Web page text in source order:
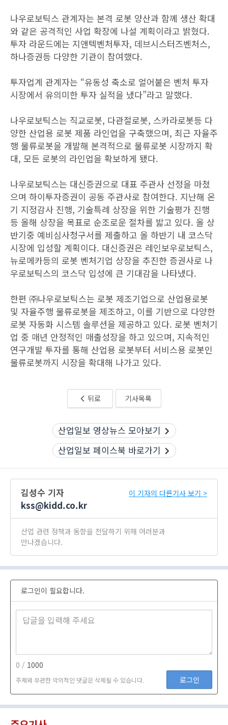
나우로보틱스 관계자는 본격 로봇 양산과 함께 생산 확대
와 같은 공격적인 사업 확장에 나설 계획이라고 밝혔다.
투자 라운드에는 지앤텍벤처투자, 데브시스터즈벤처스,
하나증권등 다양한 기관이 참여했다.
투자업계 관계자는 “유동성 축소로 얼어붙은 벤처 투자
시장에서 유의미한 투자 실적을 냈다”라고 말했다.
나우로보틱스는 직교로봇, 다관절로봇, 스카라로봇등 다
양한 산업용 로봇 제품 라인업을 구축했으며, 최근 자율주
행 물류로봇을 개발해 본격적으로 물류로봇 시장까지 확
대, 모든 로봇의 라인업을 확보하게 됐다.
나우로보틱스는 대신증권으로 대표 주관사 선정을 마쳤
으며 하이투자증권이 공동 주관사로 참여한다. 지난해 온
기 지정감사 진행, 기술특례 상장을 위한 기술평가 진행
등 올해 상장을 목표로 순조로운 절차를 밟고 있다. 올 상
반기중 예비심사청구서를 제출하고 올 하반기 내 코스닥
시장에 입성할 계획이다. 대신증권은 레인보우로보틱스,
뉴로메카등의 로봇 벤처기업 상장을 추진한 증권사로 나
우로보틱스의 코스닥 입성에 큰 기대감을 나타냈다.
한편 ㈜나우로보틱스는 로봇 제조기업으로 산업용로봇
및 자율주행 물류로봇을 제조하고, 이를 기반으로 다양한
로봇 자동화 시스템 솔루션을 제공하고 있다. 로봇 벤처기
업 중 매년 안정적인 매출성장을 하고 있으며, 지속적인
연구개발 투자를 통해 산업용 로봇부터 서비스용 로봇인
물류로봇까지 시장을 확대해 나가고 있다.
뒤로 기사목록
산업일보 영상뉴스 모아보기
산업일보 페이스북 바로가기
김성수 기자
kss@kidd.co.kr
이 기자의 다른기사 보기 >
산업 관련 정책과 동향을 전달하기 위해 여러분과
만나겠습니다.
로그인이 필요합니다.
0 / 1000
주제와 무관한 악의적인 댓글은 삭제될 수 있습니다. 로그인